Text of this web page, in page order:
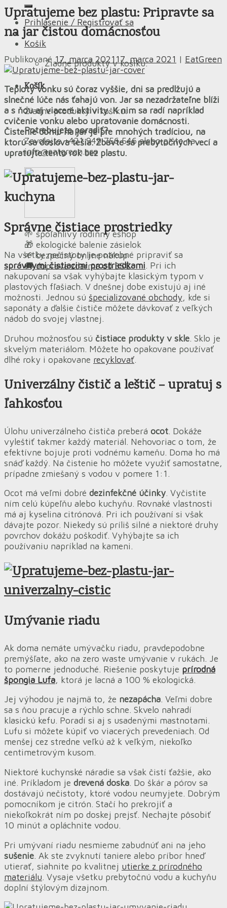
Prihlásenie / Registrovať sa
Košík
Žiadne produkty v košíku.
Košík
Žiadne produkty v košíku.
Potrebujete poradiť?
Zavolajte +421 949 756 546 alebo píšte na
info@eatgreen.eco
🌱 spoľahlivý rodinný eshop
🎁 ekologické balenie zásielok
🌱 bezpečný online nákup
🚚 doprava zdarma od 35€
Upratujeme bez plastu: Pripravte sa
na jar čistou domácnosťou
Publikované 17. marca 2021 17. marca 2021 | EatGreen
Teploty vonku sú čoraz vyššie, dni sa predlžujú a
slnečné lúče nás ťahajú von. Jar sa nezadržateľne blíži
a s ňou aj viaceré aktivity. K nim sa radí napríklad
cvičenie vonku alebo upratovanie domácnosti.
Čistenie domu na jar je pre mnohých tradíciou, na
ktorú sa doslova tešia. Zbavte sa prebytočných vecí a
upratujte tento rok bez plastu.
Správne čistiace prostriedky
Na všetky nečistoty je potrebné pripraviť sa
správnymi čistiacimi prostriedkami. Pri ich
nakupovaní sa však vyhýbajte klasickým typom v
plastových fľašiach. V dnešnej dobe existujú aj iné
možnosti. Jednou sú špecializované obchody, kde si
saponáty a ďalšie čističe môžete dávkovať z veľkých
nádob do svojej vlastnej.
Druhou možnosťou sú čistiace produkty v skle. Sklo je
skvelým materiálom. Môžete ho opakovane používať
dlhé roky i opakovane recyklovať.
Univerzálny čistič a leštič – upratuj s
ľahkosťou
Úlohu univerzálneho čističa preberá ocot. Dokáže
vyleštiť takmer každý materiál. Nehovoriac o tom, že
efektívne bojuje proti vodnému kameňu. Doma ho má
snáď každý. Na čistenie ho môžete využiť samostatne,
prípadne zmiešaný s vodou v pomere 1:1.
Ocot má veľmi dobré dezinfekčné účinky. Vyčistite
ním celú kúpeľňu alebo kuchyňu. Rovnaké vlastnosti
má aj kyselina citrónová. Pri ich používaní si však
dávajte pozor. Niekedy sú príliš silné a niektoré druhy
povrchov dokážu poškodiť. Vyhýbajte sa ich
používaniu napríklad na kameni.
Umývanie riadu
Ak doma nemáte umývačku riadu, pravdepodobne
premýšľate, ako na zero waste umývanie v rukách. Je
to pomerne jednoduché. Riešenie poskytuje prírodná
špongia Lufa, ktorá je lacná a 100 % ekologická.
Jej výhodou je najmä to, že nezapácha. Veľmi dobre
sa s ňou pracuje a rýchlo schne. Skvelo nahradí
klasickú kefu. Poradí si aj s usadenými mastnotami.
Lufu si môžete kúpiť vo viacerých prevedeniach. Od
menšej cez stredne veľkú až k veľkým, niekoľko
centimetrovým kusom.
Niektoré kuchynské náradie sa však čistí ťažšie, ako
iné. Príkladom je drevená doska. Do škár a pórov sa
dostávajú nečistoty, ktoré vodou neumyjete. Dobrým
pomocníkom je citrón. Stačí ho prekrojiť a
niekoľkokrát ním po doskej prejsť. Nechajte pôsobiť
10 minút a opláchnite vodou.
Pri umývaní riadu nesmieme zabudnúť ani na jeho
sušenie. Ak ste zvyknutí taniere alebo príbor hneď
utierať, siahnite po kvalitnej utierke z prírodného
materiálu. Vysaje všetku prebytočnú vodu a kuchyňu
doplní štýlovým dizajnom.